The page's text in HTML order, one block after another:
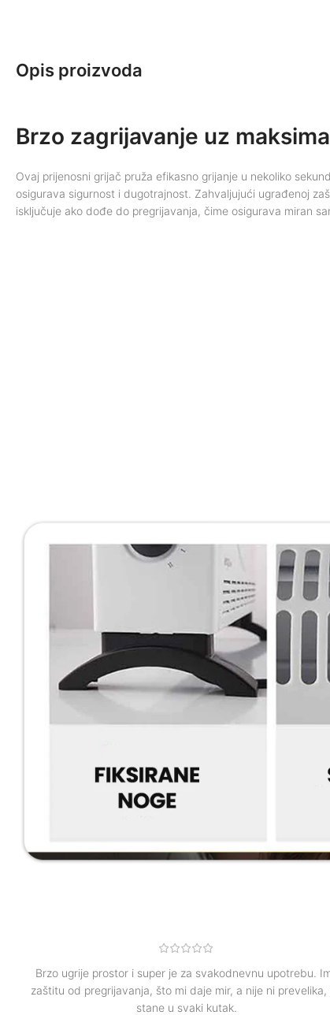
Opis proizvoda
Brzo zagrijavanje uz
Ovaj prijenosni grijač pruža efikasno grijanje u nekoliko
osigurava sigurnost i dugotrajnost. Zahvaljujući ugrađenoj
isključuje ako dođe do pregrijavanja, čime osigurava miran
Brzo ugrije prostor i super je za svakodnevnu upotrebu.
zaštitu od pregrijavanja, što mi daje mir, a nije ni prevelika,
stane u svaki kutak.